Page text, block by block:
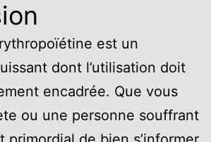
est un
dont l’utilisation doit
encadrée. Que vous
ou une personne souffrant